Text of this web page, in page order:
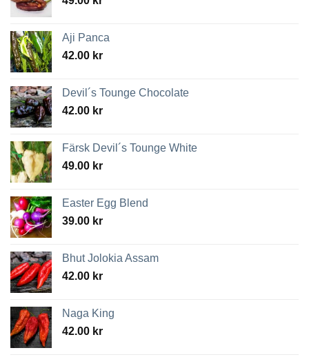
Aji Panca
42.00 kr
Devil´s Tounge Chocolate
42.00 kr
Färsk Devil´s Tounge White
49.00 kr
Easter Egg Blend
39.00 kr
Bhut Jolokia Assam
42.00 kr
Naga King
42.00 kr